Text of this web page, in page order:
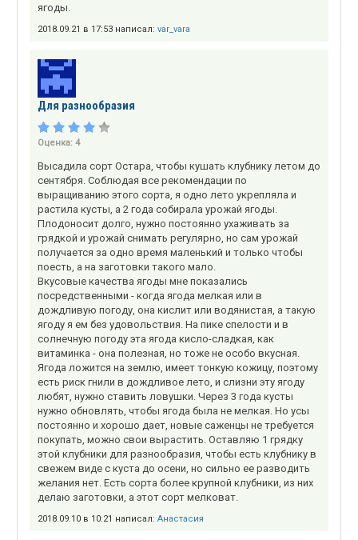
ягоды.
2018.09.21 в 17:53 написал: var_vara
Для разнообразия
Оценка: 4
Высадила сорт Остара, чтобы кушать клубнику летом до
сентября. Соблюдая все рекомендации по
выращиванию этого сорта, я одно лето укрепляла и
растила кусты, а 2 года собирала урожай ягоды.
Плодоносит долго, нужно постоянно ухаживать за
грядкой и урожай снимать регулярно, но сам урожай
получается за одно время маленький и только чтобы
поесть, а на заготовки такого мало.
Вкусовые качества ягоды мне показались
посредственными - когда ягода мелкая или в
дождливую погоду, она кислит или водянистая, а такую
ягоду я ем без удовольствия. На пике спелости и в
солнечную погоду эта ягода кисло-сладкая, как
витаминка - она полезная, но тоже не особо вкусная.
Ягода ложится на землю, имеет тонкую кожицу, поэтому
есть риск гнили в дождливое лето, и слизни эту ягоду
любят, нужно ставить ловушки. Через 3 года кусты
нужно обновлять, чтобы ягода была не мелкая. Но усы
постоянно и хорошо дает, новые саженцы не требуется
покупать, можно свои вырастить. Оставляю 1 грядку
этой клубники для разнообразия, чтобы есть клубнику в
свежем виде с куста до осени, но сильно ее разводить
желания нет. Есть сорта более крупной клубники, из них
делаю заготовки, а этот сорт мелковат.
2018.09.10 в 10:21 написал: Анастасия